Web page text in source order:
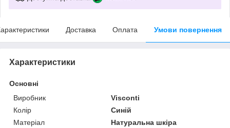
Доставка Оплата Умови повернення
Характеристики
Основні
Виробник
Visconti
Колір
Синій
Матеріал
Натуральна шкіра